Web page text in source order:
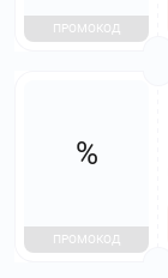
ПРОМОКОД
%
ПРОМОКОД